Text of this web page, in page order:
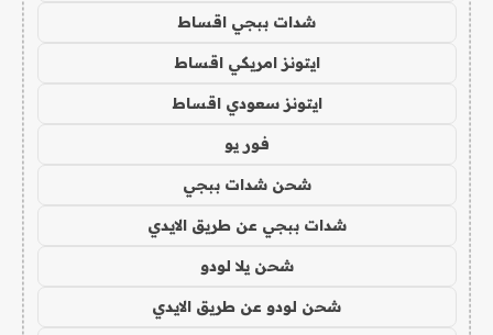
شدات ببجي اقساط
ايتونز امريكي اقساط
ايتونز سعودي اقساط
فور يو
شحن شدات ببجي
شدات ببجي عن طريق الايدي
شحن يلا لودو
شحن لودو عن طريق الايدي